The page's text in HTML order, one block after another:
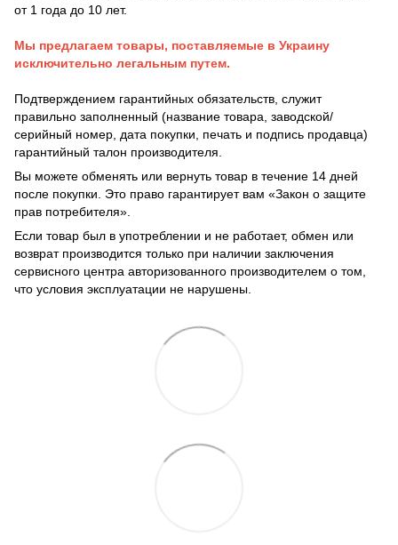
от 1 года до 10 лет.
Мы предлагаем товары, поставляемые в Украину
исключительно легальным путем.
Подтверждением гарантийных обязательств, служит
правильно заполненный (название товара, заводской/
серийный номер, дата покупки, печать и подпись продавца)
гарантийный талон производителя.
Вы можете обменять или вернуть товар в течение 14 дней
после покупки. Это право гарантирует вам «Закон о защите
прав потребителя».
Если товар был в употреблении и не работает, обмен или
возврат производится только при наличии заключения
сервисного центра авторизованного производителем о том,
что условия эксплуатации не нарушены.